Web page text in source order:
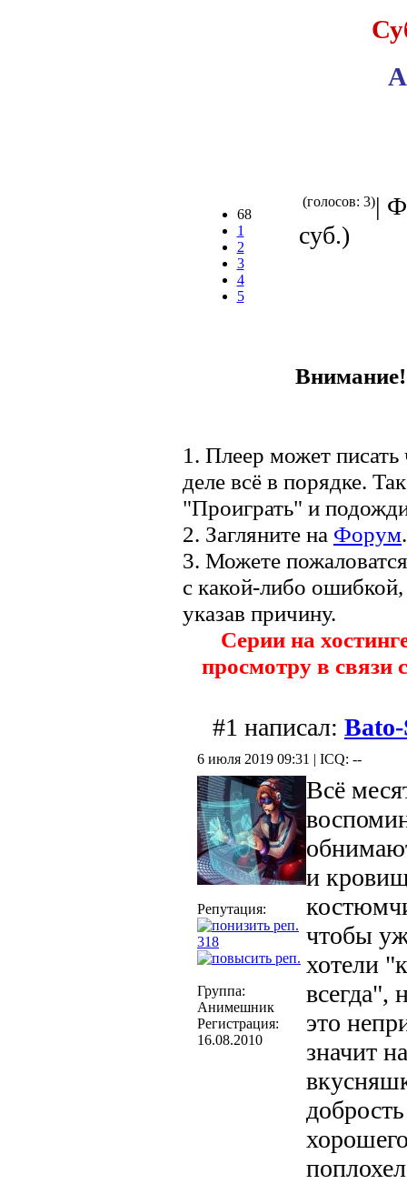
68
1
2
3
4
5
(голосов: 3)|
суб.)
Внимание!
1. Плеер может
деле всё в порядке.
"Проиграть" и
2. Загляните на Форум.
3. Можете
с какой-либо
указав причину.
Серии на
просмотру в связи
#1 написал:
6 июля 2019 09:31 | ICQ: --
Репутация:
318
Группа:
Анимешник
Регистрация:
16.08.2010
Всё
и
чтобы
хотели
всегда",
это
значит